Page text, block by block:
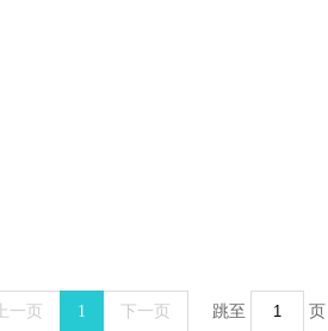
上一页 1 下一页 跳至 页